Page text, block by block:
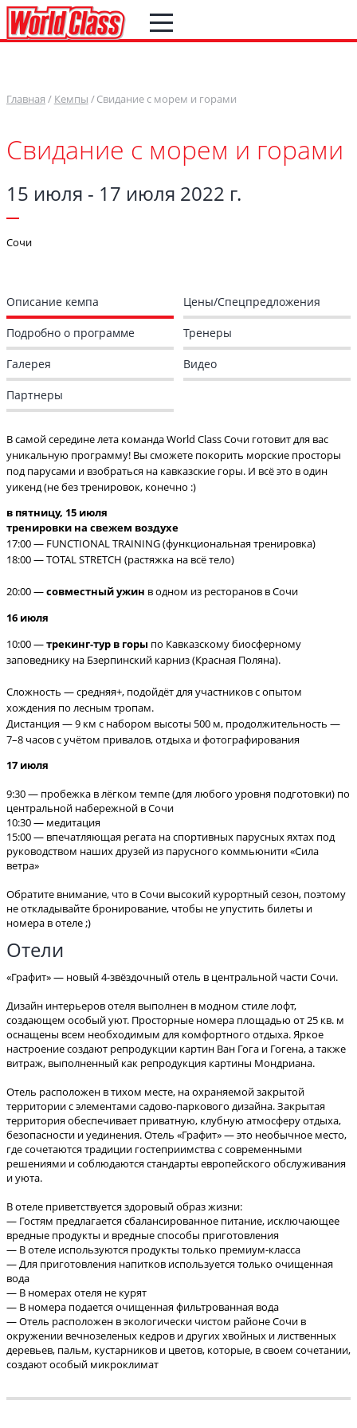
Главная Кемпы Свидание с морем и горами
Свидание с морем и горами
15 июля - 17 июля 2022 г.
Сочи
Описание кемпа Цены/Спецпредложения
Подробно о программе Тренеры
Галерея Видео
Партнеры
В самой середине лета команда World Class Сочи готовит для вас
уникальную программу! Вы сможете покорить морские просторы
под парусами и взобраться на кавказские горы. И всё это в один
уикенд (не без тренировок, конечно :)
в пятницу, 15 июля
тренировки на свежем воздухе
17:00 — FUNCTIONAL TRAINING (функциональная тренировка)
18:00 — TOTAL STRETCH (растяжка на всё тело)
20:00 —совместный ужин в одном из ресторанов в Сочи
16 июля
10:00 —трекинг-тур в горы по Кавказскому биосферному
заповеднику на Бзерпинский карниз (Красная Поляна).
Сложность — средняя+, подойдёт для участников с опытом
хождения по лесным тропам.
Дистанция — 9 км с набором высоты 500 м, продолжительность —
7–8 часов с учётом привалов, отдыха и фотографирования
17 июля
9:30 — пробежка в лёгком темпе (для любого уровня подготовки) по
центральной набережной в Сочи
10:30 — медитация
15:00 — впечатляющая регата на спортивных парусных яхтах под
руководством наших друзей из парусного коммьюнити «Сила
ветра»
Обратите внимание, что в Сочи высокий курортный сезон, поэтому
не откладывайте бронирование, чтобы не упустить билеты и
номера в отеле ;)
Отели
«Графит» — новый 4-звёздочный отель в центральной части Сочи.
Дизайн интерьеров отеля выполнен в модном стиле лофт,
создающем особый уют. Просторные номера площадью от 25 кв. м
оснащены всем необходимым для комфортного отдыха. Яркое
настроение создают репродукции картин Ван Гога и Гогена, а также
витраж, выполненный как репродукция картины Мондриана.
Отель расположен в тихом месте, на охраняемой закрытой
территории с элементами садово-паркового дизайна. Закрытая
территория обеспечивает приватную, клубную атмосферу отдыха,
безопасности и уединения. Отель «Графит» — это необычное место,
где сочетаются традиции гостеприимства с современными
решениями и соблюдаются стандарты европейского обслуживания
и уюта.
В отеле приветствуется здоровый образ жизни:
— Гостям предлагается сбалансированное питание, исключающее
вредные продукты и вредные способы приготовления
— В отеле используются продукты только премиум-класса
— Для приготовления напитков используется только очищенная
вода
— В номерах отеля не курят
— В номера подается очищенная фильтрованная вода
— Отель расположен в экологически чистом районе Сочи в
окружении вечнозеленых кедров и других хвойных и лиственных
деревьев, пальм, кустарников и цветов, которые, в своем сочетании,
создают особый микроклимат